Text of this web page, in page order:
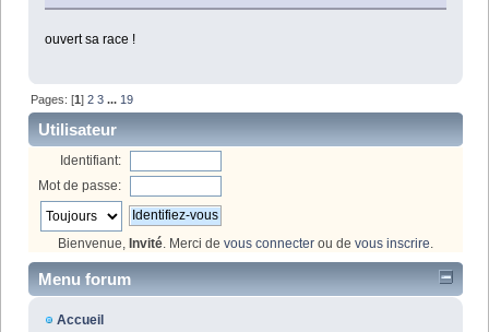
ouvert sa race !
Pages: [1]2 3 ... 19
Utilisateur
Identifiant:
Mot de passe:
Bienvenue, Invité. Merci de vous connecter ou de vous inscrire.
Menu forum
Accueil